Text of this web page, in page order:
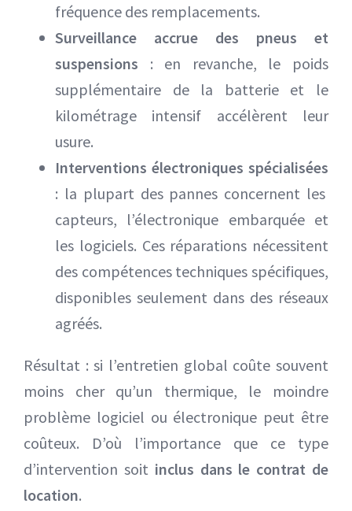
fréquence des remplacements.
Surveillance accrue des pneus et
suspensions : en revanche, le poids
supplémentaire de la batterie et le
kilométrage intensif accélèrent leur
usure.
Interventions électroniques spécialisées
: la plupart des pannes concernent les
capteurs, l’électronique embarquée et
les logiciels. Ces réparations nécessitent
des compétences techniques spécifiques,
disponibles seulement dans des réseaux
agréés.
Résultat : si l’entretien global coûte souvent
moins cher qu’un thermique, le moindre
problème logiciel ou électronique peut être
coûteux. D’où l’importance que ce type
d’intervention soit inclus dans le contrat de
location.